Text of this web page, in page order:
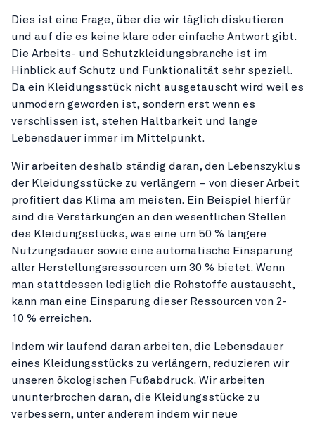
Dies ist eine Frage, über die wir täglich diskutieren
und auf die es keine klare oder einfache Antwort gibt.
Die Arbeits- und Schutzkleidungsbranche ist im
Hinblick auf Schutz und Funktionalität sehr speziell.
Da ein Kleidungsstück nicht ausgetauscht wird weil es
unmodern geworden ist, sondern erst wenn es
verschlissen ist, stehen Haltbarkeit und lange
Lebensdauer immer im Mittelpunkt.
Wir arbeiten deshalb ständig daran, den Lebenszyklus
der Kleidungsstücke zu verlängern – von dieser Arbeit
profitiert das Klima am meisten. Ein Beispiel hierfür
sind die Verstärkungen an den wesentlichen Stellen
des Kleidungsstücks, was eine um 50 % längere
Nutzungsdauer sowie eine automatische Einsparung
aller Herstellungsressourcen um 30 % bietet. Wenn
man stattdessen lediglich die Rohstoffe austauscht,
kann man eine Einsparung dieser Ressourcen von 2-
10 % erreichen.
Indem wir laufend daran arbeiten, die Lebensdauer
eines Kleidungsstücks zu verlängern, reduzieren wir
unseren ökologischen Fußabdruck. Wir arbeiten
ununterbrochen daran, die Kleidungsstücke zu
verbessern, unter anderem indem wir neue